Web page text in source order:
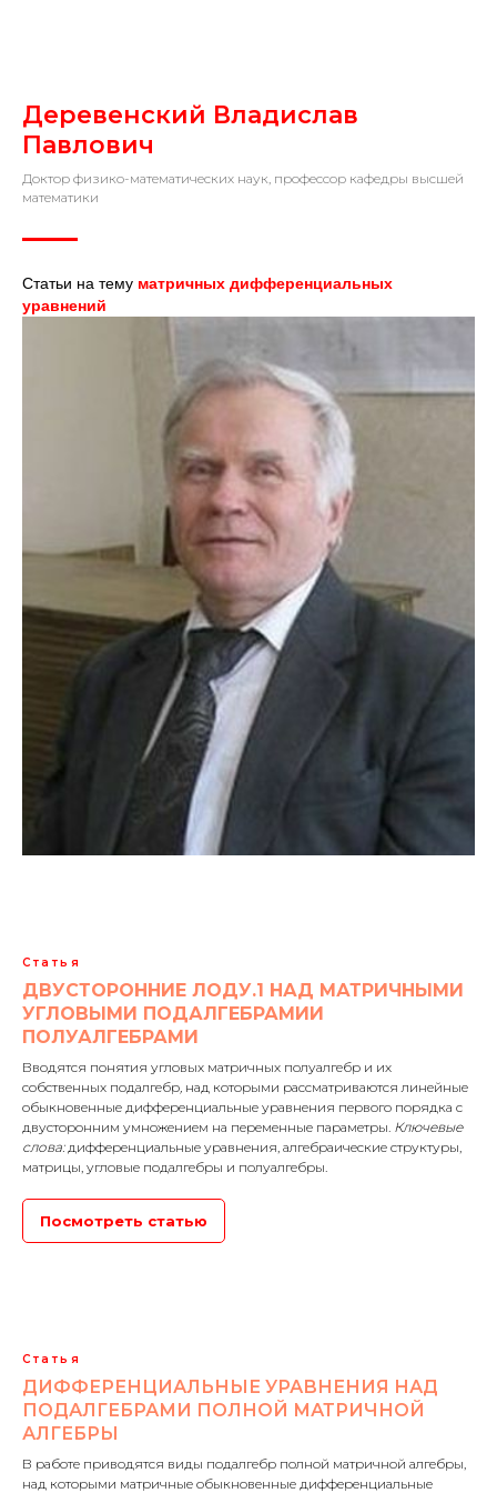
Деревенский Владислав
Павлович
Доктор физико-математических наук, профессор кафедры высшей
математики
Статьи на тему матричных дифференциальных
уравнений
Статья
ДВУСТОРОННИЕ ЛОДУ.1 НАД МАТРИЧНЫМИ
УГЛОВЫМИ ПОДАЛГЕБРАМИИ
ПОЛУАЛГЕБРАМИ
Вводятся понятия угловых матричных полуалгебр и их
собственных подалгебр над которыми рассматриваются линейные
обыкновенные дифференциальные уравнения первого порядка с
двусторонним умножением на переменные параметры. Ключевые
слова: дифференциальные уравнения, алгебраические структуры,
матрицы, угловые подалгебры и полуалгебры.
Посмотреть статью
Статья
ДИФФЕРЕНЦИАЛЬНЫЕ УРАВНЕНИЯ НАД
ПОДАЛГЕБРАМИ ПОЛНОЙ МАТРИЧНОЙ
АЛГЕБРЫ
В работе приводятся виды подалгебр полной матричной алгебры,
над которыми матричные обыкновенные дифференциальные